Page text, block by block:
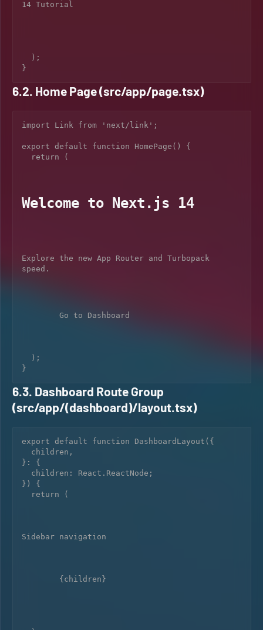
14 Tutorial
6.2. Home Page (src/app/page.tsx)
import Link from 'next/link';
export default function HomePage() {
Welcome to Next.js 14
Explore the new App Router and Turbopack
speed.
6.3. Dashboard Route Group
(src/app/(dashboard)/layout.tsx)
export default function DashboardLayout({
}: {
}) {
Sidebar navigation